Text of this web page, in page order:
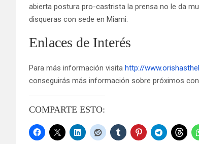
abierta postura pro-castrista la prensa no le da
disqueras con sede en Miami.
Enlaces de Interés
Para más información visita http://
conseguirás más información sobre próximos
COMPARTE ESTO: